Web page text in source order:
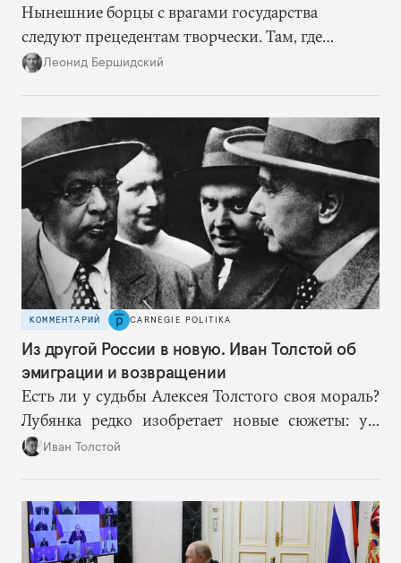
Нынешние борцы с врагами государства
следуют прецедентам творчески. Там, где
нацисты торопились в революционном угаре,
сериям ограничений и перекрывая вскрывшиеся
в процессе лазейки.
Леонид Бершидский
КОММЕНТАРИЙ CARNEGIE POLITIKA
Из другой России в новую. Иван Толстой об
эмиграции и возвращении
Есть ли у судьбы Алексея Толстого своя мораль?
Лубянка редко изобретает новые сюжеты: уж
больно хорошо срабатывают старые.
Иван Толстой